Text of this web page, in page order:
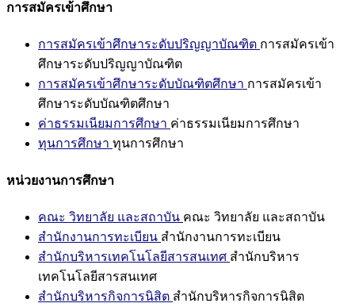
การสมัครเข้าศึกษา
การสมัครเข้าศึกษาระดับปริญญาบัณฑิต การสมัครเข้า
ศึกษาระดับปริญญาบัณฑิต
การสมัครเข้าศึกษาระดับบัณฑิตศึกษา การสมัครเข้า
ศึกษาระดับบัณฑิตศึกษา
ค่าธรรมเนียมการศึกษา ค่าธรรมเนียมการศึกษา
ทุนการศึกษา ทุนการศึกษา
หน่วยงานการศึกษา
คณะ วิทยาลัย และสถาบัน คณะ วิทยาลัย และสถาบัน
สำนักงานการทะเบียน สำนักงานการทะเบียน
สำนักบริหารเทคโนโลยีสารสนเทศ สำนักบริหาร
เทคโนโลยีสารสนเทศ
สำนักบริหารกิจการนิสิต สำนักบริหารกิจการนิสิต